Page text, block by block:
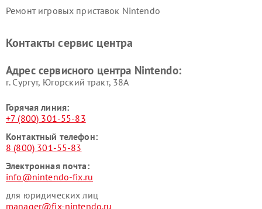
Ремонт игровых приставок Nintendo
Контакты сервис центра
Адрес сервисного центра Nintendo:
г. Сургут, Югорский тракт, 38А
Горячая линия:
+7 (800) 301-55-83
Контактный телефон:
8 (800) 301-55-83
Электронная почта:
info@nintendo-fix.ru
для юридических лиц
manager@fix-nintendo.ru